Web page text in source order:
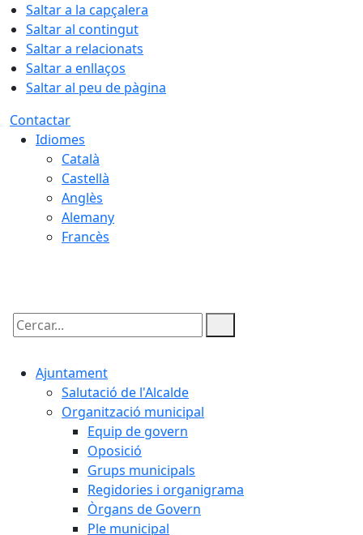
Saltar a la capçalera
Saltar al contingut
Saltar a relacionats
Saltar a enllaços
Saltar al peu de pàgina
Contactar
Idiomes
Català
Castellà
Anglès
Alemany
Francès
Cercar:
Ajuntament
Salutació de l'Alcalde
Organització municipal
Equip de govern
Oposició
Grups municipals
Regidories i organigrama
Òrgans de Govern
Ple municipal